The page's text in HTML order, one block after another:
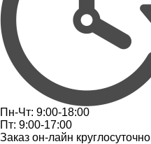
Пн-Чт: 9:00-18:00
Пт: 9:00-17:00
Заказ он-лайн круглосуточно